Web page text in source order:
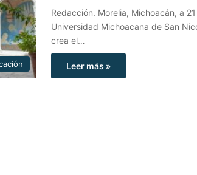
Redacción. Morelia, Michoacán, a
Universidad Michoacana de San
crea el…
Leer más »